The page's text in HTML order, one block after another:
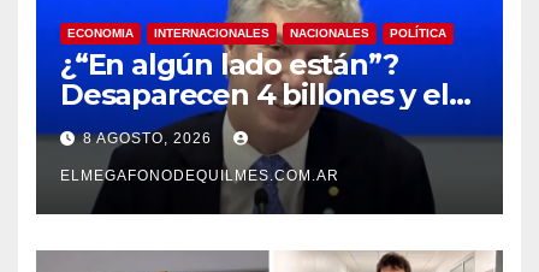
ECONOMIA INTERNACIONALES NACIONALES POLÍTICA
¿“En algún lado están”?
Desaparecen 4 billones y el
presidente del BCRA
responde con una risita
8 AGOSTO, 2026
ELMEGAFONODEQUILMES.COM.AR